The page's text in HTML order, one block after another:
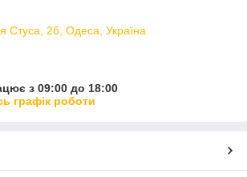
Стуса, 2б, Одеса, Україна
з 09:00 до 18:00
графік роботи